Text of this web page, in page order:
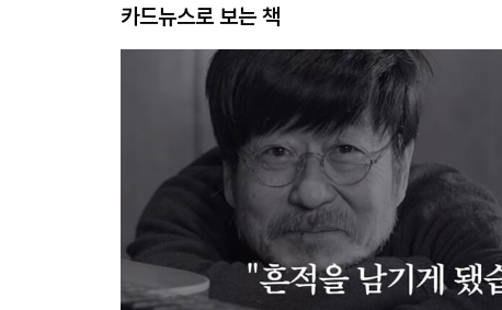
카드뉴스로 보는 책